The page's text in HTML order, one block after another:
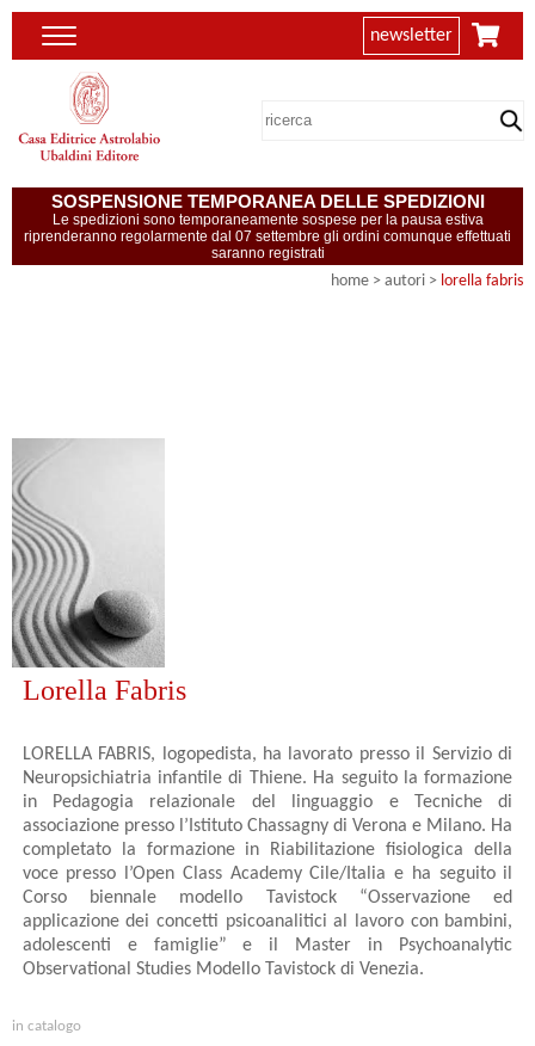
newsletter
SOSPENSIONE TEMPORANEA DELLE SPEDIZIONI
Le spedizioni sono temporaneamente sospese per la pausa estiva
riprenderanno regolarmente dal 07 settembre gli ordini comunque effettuati
saranno registrati
home > autori > lorella fabris
Lorella Fabris
LORELLA FABRIS, logopedista, ha lavorato presso il Servizio di
Neuropsichiatria infantile di Thiene. Ha seguito la formazione
in Pedagogia relazionale del linguaggio e Tecniche di
associazione presso l’Istituto Chassagny di Verona e Milano. Ha
completato la formazione in Riabilitazione fisiologica della
voce presso l’Open Class Academy Cile/Italia e ha seguito il
Corso biennale modello Tavistock “Osservazione ed
applicazione dei concetti psicoanalitici al lavoro con bambini,
adolescenti e famiglie” e il Master in Psychoanalytic
Observational Studies Modello Tavistock di Venezia.
in catalogo